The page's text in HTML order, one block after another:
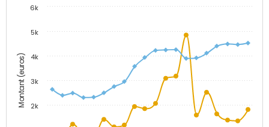
Montant (euros) 2k
3k
4k
5k
6k